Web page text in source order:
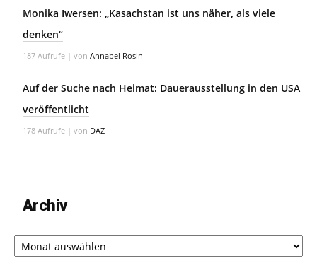
Monika Iwersen: „Kasachstan ist uns näher, als viele
denken“
187 Aufrufe | von Annabel Rosin
Auf der Suche nach Heimat: Dauerausstellung in den USA
veröffentlicht
178 Aufrufe | von DAZ
Archiv
Archiv